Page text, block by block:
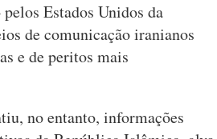
Estados Unidos da
de comunicação iranianos
e de peritos mais
no entanto, informações